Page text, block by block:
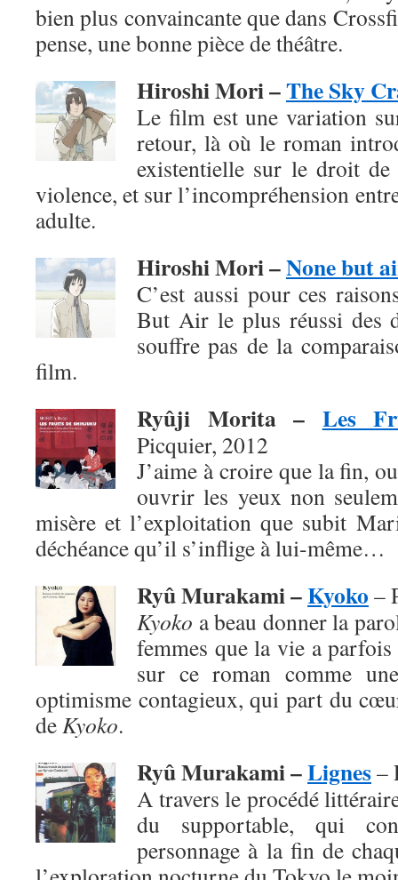
bien plus convaincante que dans
pense, une bonne pièce de théâtre.
Hiroshi Mori –The Sky
Le film est une variation
retour, là où le roman
existentielle sur le droit
violence, et sur l’incompréhension
adulte.
Hiroshi Mori –None but
C’est aussi pour ces
But Air le plus réussi des
souffre pas de la
film.
Ryûji Morita – Les
Picquier, 2012
J’aime à croire que la fin,
ouvrir les yeux non
misère et l’exploitation que subit
déchéance qu’il s’inflige à lui-même…
Ryû Murakami –Kyoko –
Kyoko a beau donner la
femmes que la vie a
sur ce roman comme
optimisme contagieux, qui part du
deKyoko.
Ryû Murakami –Lignes–
A travers le procédé
du supportable, qui
personnage à la fin de